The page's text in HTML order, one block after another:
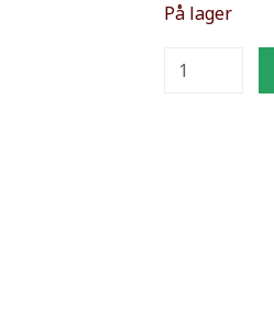
På lager